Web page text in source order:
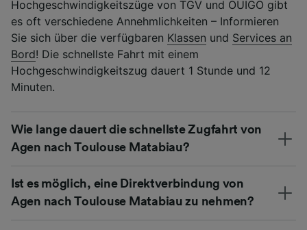
Hochgeschwindigkeitszüge von TGV und OUIGO gibt
es oft verschiedene Annehmlichkeiten – Informieren
Sie sich über die verfügbaren Klassen und Services an
Bord! Die schnellste Fahrt mit einem
Hochgeschwindigkeitszug dauert 1 Stunde und 12
Minuten.
Wie lange dauert die schnellste Zugfahrt von
Agen nach Toulouse Matabiau?
Ist es möglich, eine Direktverbindung von
Agen nach Toulouse Matabiau zu nehmen?